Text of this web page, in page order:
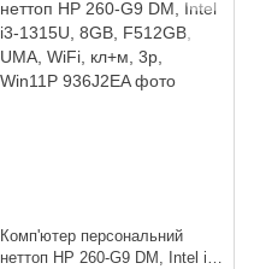
Комп'ютер персональний
неттоп HP 260-G9 DM, Intel i3-